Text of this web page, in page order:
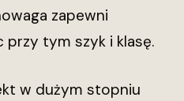
zapewni
tym szyk i klasę.
w dużym stopniu